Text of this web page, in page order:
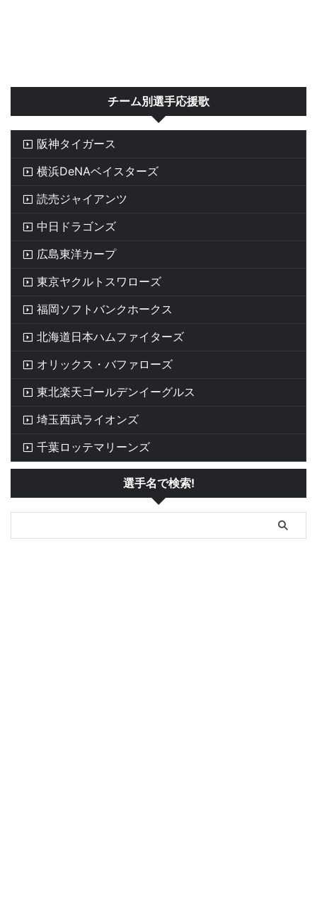
チーム別選手応援歌
阪神タイガース
横浜DeNAベイスターズ
読売ジャイアンツ
中日ドラゴンズ
広島東洋カープ
東京ヤクルトスワローズ
福岡ソフトバンクホークス
北海道日本ハムファイターズ
オリックス・バファローズ
東北楽天ゴールデンイーグルス
埼玉西武ライオンズ
千葉ロッテマリーンズ
選手名で検索!